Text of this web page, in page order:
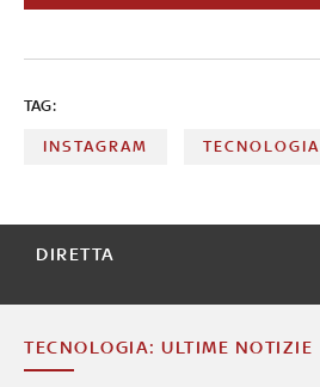
TAG:
INSTAGRAM TECNOLOGIA
DIRETTA
TECNOLOGIA: ULTIME NOTIZIE